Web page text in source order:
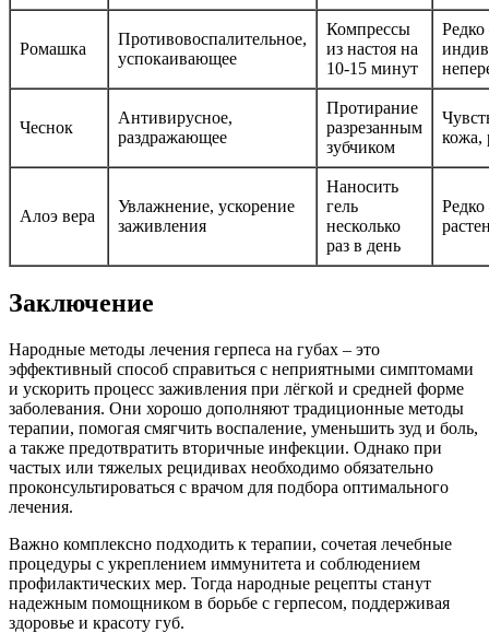
Ромашка
Противовоспалительное,
успокаивающее
Компрессы
из настоя на
10-15 минут
Редко
Чеснок
Антивирусное,
раздражающее
Протирание
разрезанным
зубчиком
кожа,
Алоэ вера
Увлажнение, ускорение
заживления
Наносить
гель
несколько
раз в день
Редко
Заключение
Народные методы лечения герпеса на губах – это
эффективный способ справиться с неприятными симптомами
и ускорить процесс заживления при лёгкой и средней форме
заболевания. Они хорошо дополняют традиционные методы
терапии, помогая смягчить воспаление, уменьшить зуд и боль,
а также предотвратить вторичные инфекции. Однако при
частых или тяжелых рецидивах необходимо обязательно
проконсультироваться с врачом для подбора оптимального
лечения.
Важно комплексно подходить к терапии, сочетая лечебные
процедуры с укреплением иммунитета и соблюдением
профилактических мер. Тогда народные рецепты станут
надежным помощником в борьбе с герпесом, поддерживая
здоровье и красоту губ.